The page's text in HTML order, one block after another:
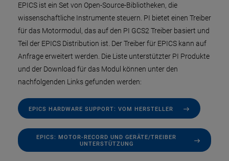
EPICS ist ein Set von Open-Source-Bibliotheken, die
wissenschaftliche Instrumente steuern. PI bietet einen Treiber
für das Motormodul, das auf den PI GCS2 Treiber basiert und
Teil der EPICS Distribution ist. Der Treiber für EPICS kann auf
Anfrage erweitert werden. Die Liste unterstützter PI Produkte
und der Download für das Modul können unter den
nachfolgenden Links gefunden werden:
EPICS HARDWARE SUPPORT: VOM HERSTELLER
EPICS: MOTOR-RECORD UND GERÄTE/TREIBER
UNTERSTÜTZUNG